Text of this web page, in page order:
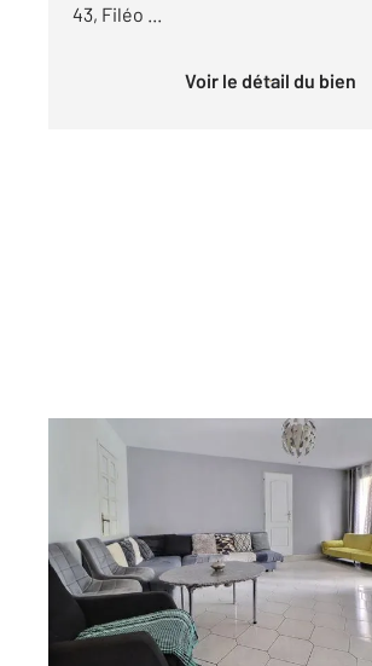
43, Filéo ...
Voir le détail du bien
AULNAY SOUS BOIS 93
88,95 m
Appartement F4 à vendre
183 000 €
AULNAY-SOUS-BOIS Appartement